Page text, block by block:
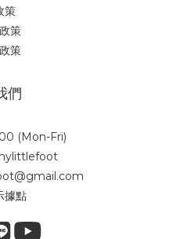
策
策
策
們
(Mon-Fri)
據點